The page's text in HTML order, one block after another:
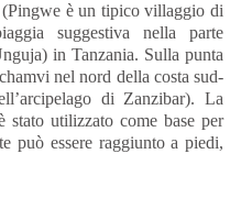
è un tipico villaggio di
suggestiva nella parte
in Tanzania. Sulla punta
nel nord della costa sud-
di Zanzibar). La
stato utilizzato come base per
può essere raggiunto a piedi,